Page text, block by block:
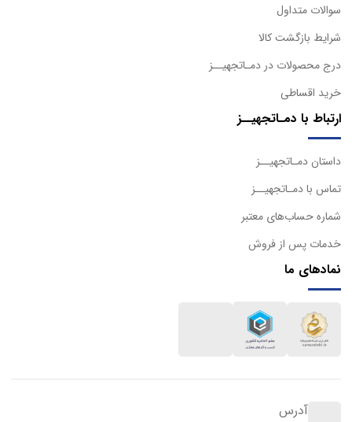
سوالات متداول
شرایط بازگشت کالا
درج محصولات در دمـاتجهیــز
خرید اقساطی
ارتباط با دمـاتجهیــز
داستان دمـاتجهیــز
تماس با دمـاتجهیــز
شماره حساب‌های معتبر
خدمات پس از فروش
نمادهای ما
آدرس